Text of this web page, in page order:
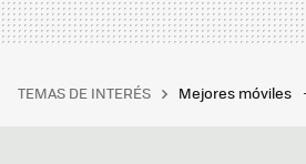
TEMAS DE INTERÉS Mejores móviles